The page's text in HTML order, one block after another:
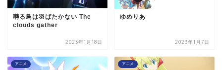
囀る鳥は羽ばたかない The
clouds gather
2023年1月18日
ゆめりあ
2023年1月7日
アニメ アニメ